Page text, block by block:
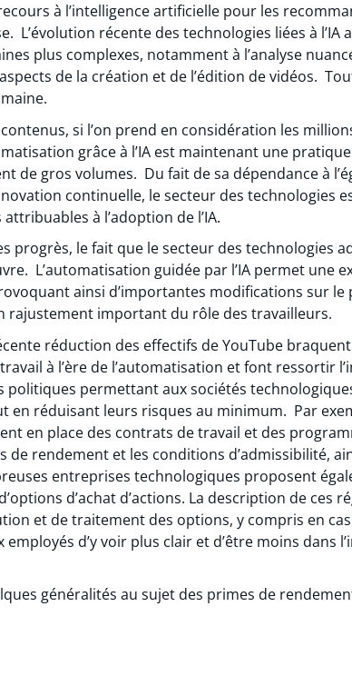
à l’intelligence artificielle pour les
L’évolution récente des technologies liées à l’IA
plus complexes, notamment à l’analyse
de la création et de l’édition de vidéos.
si l’on prend en considération les
grâce à l’IA est maintenant une
de gros volumes. Du fait de sa dépendance à
continuelle, le secteur des technologies
à l’adoption de l’IA.
progrès, le fait que le secteur des technologies
L’automatisation guidée par l’IA permet une
ainsi d’importantes modifications sur
rajustement important du rôle des travailleurs.
réduction des effectifs de YouTube
à l’ère de l’automatisation et font ressortir
politiques permettant aux sociétés
en réduisant leurs risques au minimum. Par
en place des contrats de travail et des
de rendement et les conditions d’admissibilité,
entreprises technologiques proposent
d’achat d’actions. La description de ces
et de traitement des options, y compris en
d’y voir plus clair et d’être moins dans
généralités au sujet des primes de